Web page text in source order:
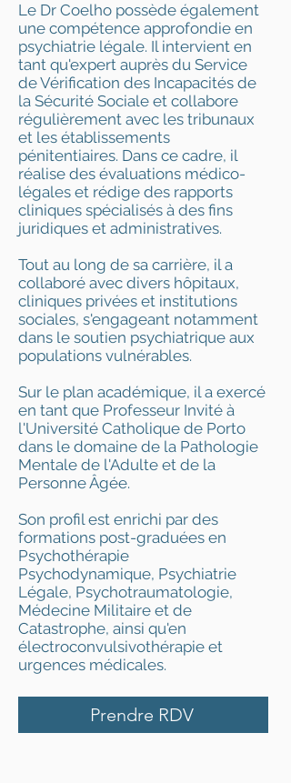
Le Dr Coelho possède également
une compétence approfondie en
psychiatrie légale. Il intervient en
tant qu'expert auprès du Service
de Vérification des Incapacités de
la Sécurité Sociale et collabore
régulièrement avec les tribunaux
et les établissements
pénitentiaires. Dans ce cadre, il
réalise des évaluations médico-
légales et rédige des rapports
cliniques spécialisés à des fins
juridiques et administratives.
Tout au long de sa carrière, il a
collaboré avec divers hôpitaux,
cliniques privées et institutions
sociales, s'engageant notamment
dans le soutien psychiatrique aux
populations vulnérables.
Sur le plan académique, il a exercé
en tant que Professeur Invité à
l'Université Catholique de Porto
dans le domaine de la Pathologie
Mentale de l'Adulte et de la
Personne Âgée.
Son profil est enrichi par des
formations post-graduées en
Psychothérapie
Psychodynamique, Psychiatrie
Légale, Psychotraumatologie,
Médecine Militaire et de
Catastrophe, ainsi qu'en
électroconvulsivothérapie et
urgences médicales.
Prendre RDV